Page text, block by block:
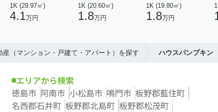
1K (29.97㎡)
4.1万円
1K (20.60㎡)
1.8万円
1K (19.80㎡)
1.8万円
（マンション・戸建て・アパート）を探す ハウスパンプキン
エリアから検索
徳島市 阿南市 小松島市 鳴門市 板野郡藍住町
名西郡石井町 板野郡北島町 板野郡松茂町